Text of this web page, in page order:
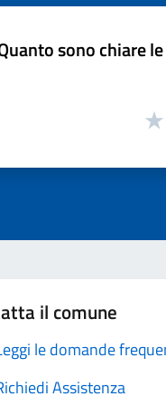
sono chiare
il comune
le domande
Assistenza